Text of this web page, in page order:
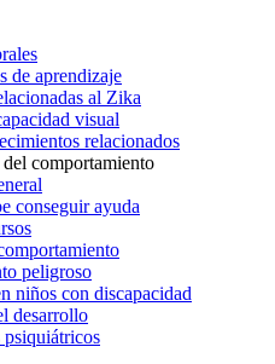
de aprendizaje
al Zika
visual
relacionados
comportamiento
conseguir ayuda
peligroso
niños con discapacidad
desarrollo